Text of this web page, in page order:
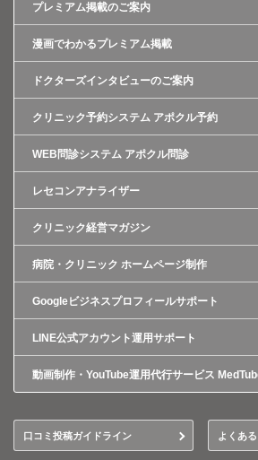
プレミアム掲載のご案内
漫画でわかるプレミアム掲載
ドクターズインタビューのご案内
クリニック予約システム アポクル予約
WEB問診システム アポクル問診
レセコンアナライザー
クリニック経営マガジン
病院・クリニック ホームページ制作
Googleビジネスプロフィールサポート
LINE公式アカウント運用サポート
動画制作・YouTube運用代行サービス
口コミ投稿ガイドライン よくあ